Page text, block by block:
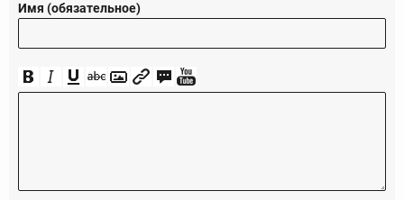
Имя (обязательное)